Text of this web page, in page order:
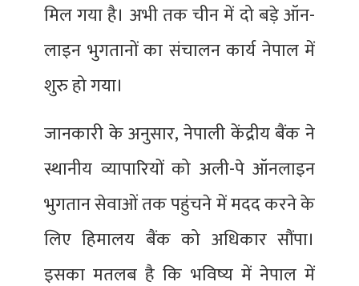
मिल गया है। अभी तक चीन में दो बड़े ऑन-
लाइन भुगतानों का संचालन कार्य नेपाल में
शुरु हो गया।
जानकारी के अनुसार, नेपाली केंद्रीय बैंक ने
स्थानीय व्यापारियों को अली-पे ऑनलाइन
भुगतान सेवाओं तक पहुंचने में मदद करने के
लिए हिमालय बैंक को अधिकार सौंपा।
इसका मतलब है कि भविष्य में नेपाल में